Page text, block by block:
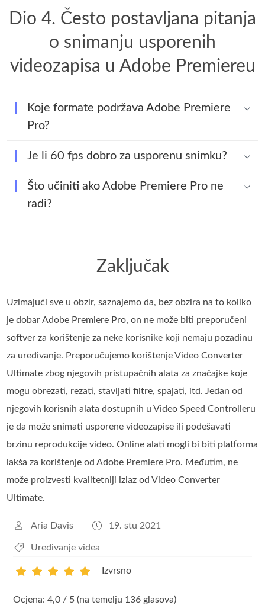
Dio 4. Često postavljana pitanja
o snimanju usporenih
videozapisa u Adobe Premiereu
Koje formate podržava Adobe Premiere
Pro?
Je li 60 fps dobro za usporenu snimku?
Što učiniti ako Adobe Premiere Pro ne
radi?
Zaključak
Uzimajući sve u obzir, saznajemo da, bez obzira na to koliko
je dobar Adobe Premiere Pro, on ne može biti preporučeni
softver za korištenje za neke korisnike koji nemaju pozadinu
za uređivanje. Preporučujemo korištenje Video Converter
Ultimate zbog njegovih pristupačnih alata za značajke koje
mogu obrezati, rezati, stavljati filtre, spajati, itd. Jedan od
njegovih korisnih alata dostupnih u Video Speed Controlleru
je da može snimati usporene videozapise ili podešavati
brzinu reprodukcije video. Online alati mogli bi biti platforma
lakša za korištenje od Adobe Premiere Pro. Međutim, ne
može proizvesti kvalitetniji izlaz od Video Converter
Ultimate.
Aria Davis 19. stu 2021
Uređivanje videa
Izvrsno
Ocjena: 4,0 / 5 (na temelju 136 glasova)